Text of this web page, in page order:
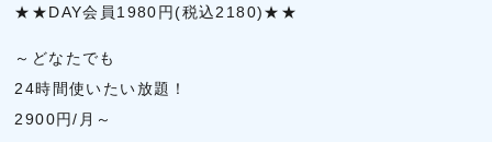
★★DAY会員1980円(税込2180)★★
～どなたでも
24時間使いたい放題！
2900円/月～